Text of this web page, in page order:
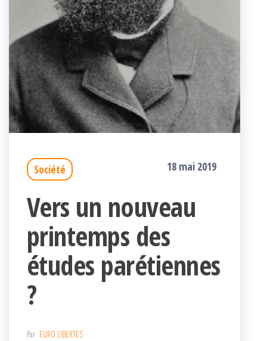
Société 18 mai 2019
Vers un nouveau
printemps des
études parétiennes
?
Par EURO LIBERTES